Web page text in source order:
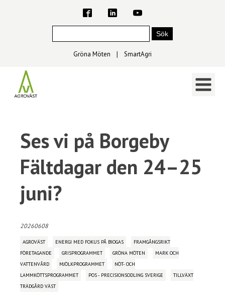
Gröna Möten ∣ SmartAgri
Ses vi på Borgeby
Fältdagar den 24–25
juni?
20260608
AGROVÄST ENERGI MED FOKUS PÅ BIOGAS
FRAMGÅNGSRIKT
FÖRETAGANDE
GRISPROGRAMMET GRÖNA MÖTEN
MARK OCH
VATTENVÅRD
MJÖLKPROGRAMMET
NÖT- OCH
LAMMKÖTTSPROGRAMMET
POS - PRECISIONSODLING SVERIGE
TILLVÄXT
TRÄDGÅRD VÄST